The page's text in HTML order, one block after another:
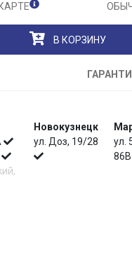
В КОРЗИНУ
Новокузнецк
ул. Доз, 19/28
ул.
86В